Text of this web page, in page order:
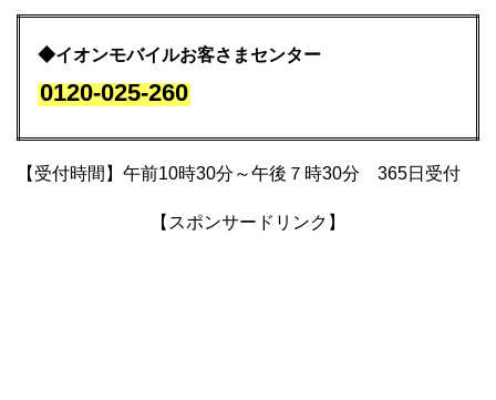
◆イオンモバイルお客さまセンター
0120-025-260
【受付時間】午前10時30分～午後７時30分 365日受付
【スポンサードリンク】